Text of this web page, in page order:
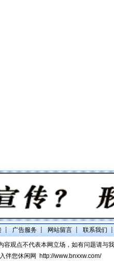
┋ 广告服务 ┋ 网站留言 ┋ 联系我们 ┋
观点不代表本网立场，如有问题请与
伴您休闲网
http://www.bnxxw.com/